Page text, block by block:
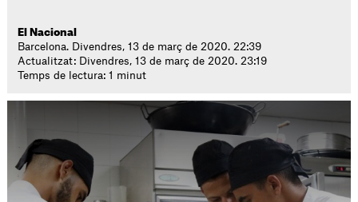
El Nacional
Barcelona. Divendres, 13 de març de 2020. 22:39
Actualitzat: Divendres, 13 de març de 2020. 23:19
Temps de lectura: 1 minut